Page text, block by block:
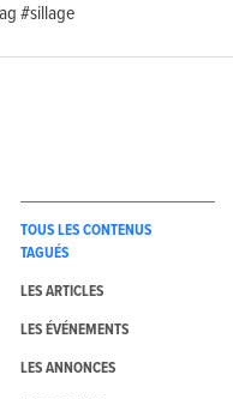
#sillage
TOUS LES CONTENUS
TAGUÉS
LES ARTICLES
LES ÉVÉNEMENTS
LES ANNONCES